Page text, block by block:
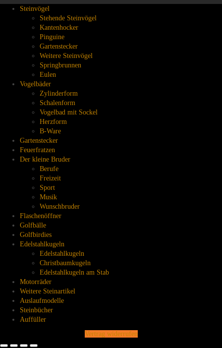
Steinvögel
Stehende Steinvögel
Kantenhocker
Pinguine
Gartenstecker
Weitere Steinvögel
Springbrunnen
Eulen
Vogelbäder
Zylinderform
Schalenform
Vogelbad mit Sockel
Herzform
B-Ware
Gartenstecker
Feuerfratzen
Der kleine Bruder
Berufe
Freizeit
Sport
Musik
Wunschbruder
Flaschenöffner
Golfbälle
Golfbirdies
Edelstahlkugeln
Edelstahlkugeln
Christbaumkugeln
Edelstahlkugeln am Stab
Motorräder
Weitere Steinartikel
Auslaufmodelle
Steinbücher
Auffüller
Vertrag widerrufen